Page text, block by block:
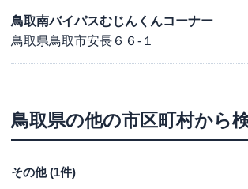
鳥取南バイパスむじんくんコーナー
鳥取県鳥取市安長６６-１
鳥取県の他の市区町村から
その他(1件)